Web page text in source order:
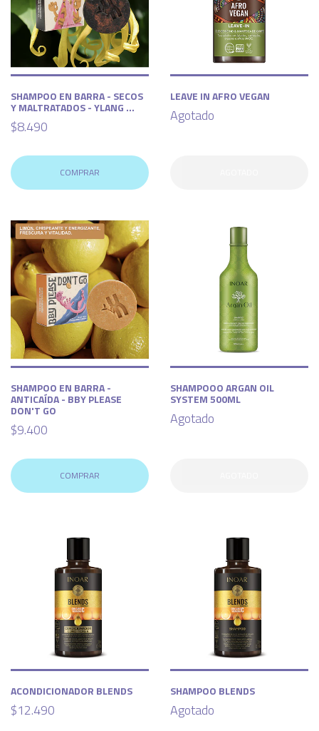
SHAMPOO EN BARRA - SECOS
Y MALTRATADOS - YLANG ...
$8.490
COMPRAR
LEAVE IN AFRO VEGAN
Agotado
SHAMPOO EN BARRA -
ANTICAÍDA - BBY PLEASE
DON'T GO
$9.400
COMPRAR
SHAMPOOO ARGAN OIL
SYSTEM 500ML
Agotado
ACONDICIONADOR BLENDS
$12.490
SHAMPOO BLENDS
Agotado